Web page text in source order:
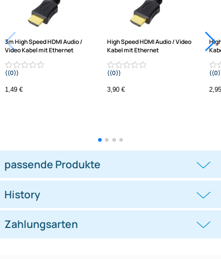
Varianten: High Speed HDMI Audio / Video Kabel mit
Ethernet
3m High Speed HDMI Audio /
Video Kabel mit Ethernet
1,49 €
High Speed HDMI Audio / Video
Kabel mit Ethernet
0772.08693 Länge: 2.0m